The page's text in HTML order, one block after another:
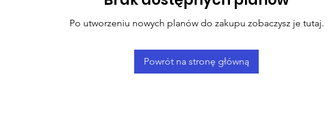
Po utworzeniu nowych planów do zakupu zobaczysz je tutaj.
Powrót na stronę główną